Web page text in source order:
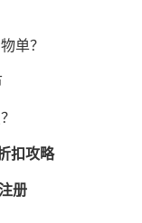
单？
扣攻略
册